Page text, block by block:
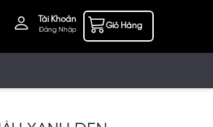
Tài Khoản
Đăng Nhập Giỏ Hàng